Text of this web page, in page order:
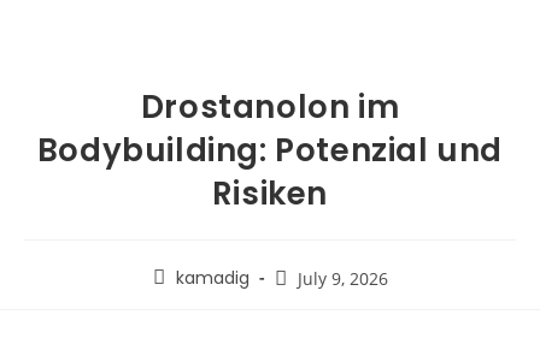
Drostanolon im
Bodybuilding: Potenzial und
Risiken
kamadig July 9, 2026